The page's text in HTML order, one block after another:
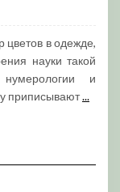
цветов в одежде,
науки такой
и
приписывают...